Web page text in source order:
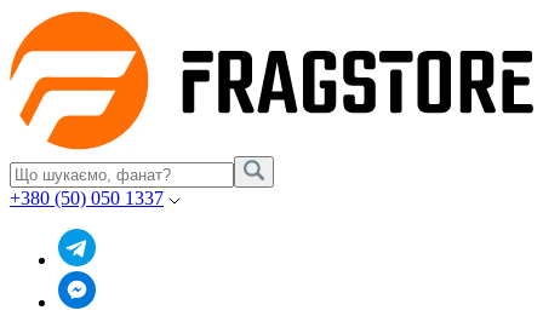
+380 (50) 050 1337